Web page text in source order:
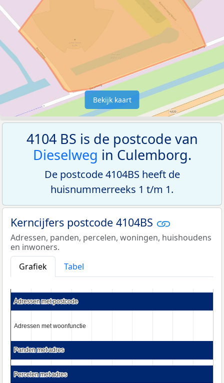
Bekijk kaart
4104 BS is de postcode van
Dieselweg in Culemborg.
De postcode 4104BS heeft de
huisnummerreeks 1 t/m 1.
Kerncijfers postcode 4104BS
Adressen, panden, percelen, woningen, huishoudens
en inwoners.
Grafiek
Tabel
Adressen met postcode
Adressen met postcode
Adressen met woonfunctie
Adressen met woonfunctie
Panden met adres
Panden met adres
Percelen met adres
Percelen met adres